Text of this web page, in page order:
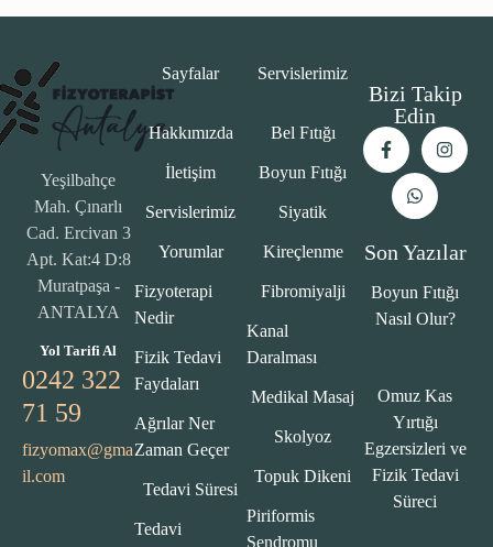
Yeşilbahçe
Mah. Çınarlı
Cad. Ercivan 3
Apt. Kat:4 D:8
Muratpaşa -
ANTALYA
Yol Tarifi Al
0242 322
71 59
fizyomax@gma
il.com
Sayfalar
Hakkımızda
İletişim
Servislerimiz
Yorumlar
Fizyoterapi
Nedir
Fizik Tedavi
Faydaları
Ağrılar Ner
Zaman Geçer
Tedavi Süresi
Tedavi
Servislerimiz
Bel Fıtığı
Boyun Fıtığı
Siyatik
Kireçlenme
Fibromiyalji
Kanal
Daralması
Medikal Masaj
Skolyoz
Topuk Dikeni
Piriformis
Sendromu
Bizi Takip
Edin
Son Yazılar
Boyun Fıtığı
Nasıl Olur?
Omuz Kas
Yırtığı
Egzersizleri ve
Fizik Tedavi
Süreci